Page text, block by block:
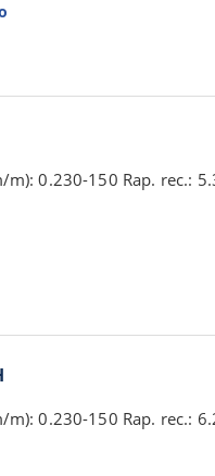
m): 0.230-150 Rap. rec.:
m): 0.230-150 Rap. rec.: